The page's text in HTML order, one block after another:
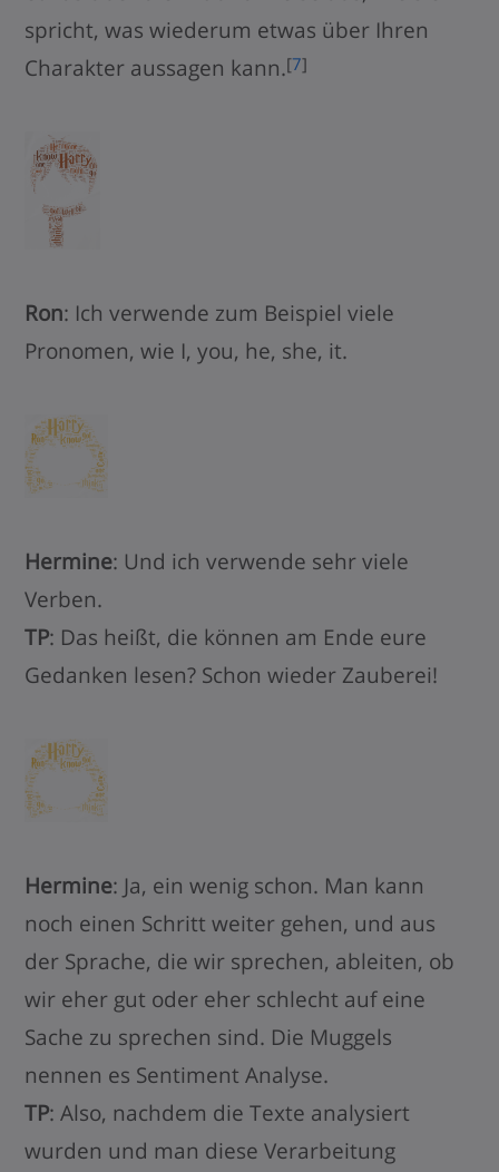
spricht, was wiederum etwas über Ihren
Charakter aussagen kann.[7]
Ron: Ich verwende zum Beispiel viele
Pronomen, wie I, you, he, she, it.
Hermine: Und ich verwende sehr viele
Verben.
TP: Das heißt, die können am Ende eure
Gedanken lesen? Schon wieder Zauberei!
Hermine: Ja, ein wenig schon. Man kann
noch einen Schritt weiter gehen, und aus
der Sprache, die wir sprechen, ableiten, ob
wir eher gut oder eher schlecht auf eine
Sache zu sprechen sind. Die Muggels
nennen es Sentiment Analyse.
TP: Also, nachdem die Texte analysiert
wurden und man diese Verarbeitung